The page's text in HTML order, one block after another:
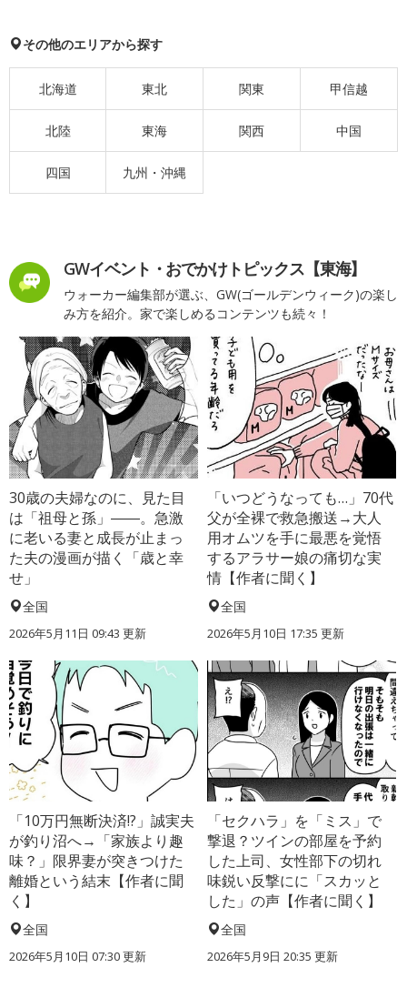
その他のエリアから探す
北海道 東北 関東 甲信越
北陸 東海 関西 中国
四国 九州・沖縄
GWイベント・おでかけトピックス【東海】
ウォーカー編集部が選ぶ、GW(ゴールデンウィーク)の楽し
み方を紹介。家で楽しめるコンテンツも続々！
30歳の夫婦なのに、見た目
は「祖母と孫」――。急激
に老いる妻と成長が止まっ
た夫の漫画が描く「歳と幸
せ」
全国
2026年5月11日 09:43 更新
「いつどうなっても…」70代
父が全裸で救急搬送→大人
用オムツを手に最悪を覚悟
するアラサー娘の痛切な実
情【作者に聞く】
全国
2026年5月10日 17:35 更新
「10万円無断決済!?」誠実夫
が釣り沼へ→「家族より趣
味？」限界妻が突きつけた
離婚という結末【作者に聞
く】
全国
2026年5月10日 07:30 更新
「セクハラ」を「ミス」で
撃退？ツインの部屋を予約
した上司、女性部下の切れ
味鋭い反撃にに「スカッと
した」の声【作者に聞く】
全国
2026年5月9日 20:35 更新